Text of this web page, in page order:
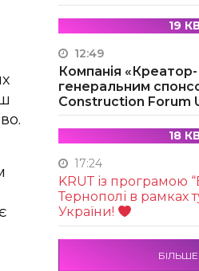
19
12:49
Компанія
генеральним
Construction Forum
18
17:24
KRUТ із програмою
Тернополі в рамках
України!